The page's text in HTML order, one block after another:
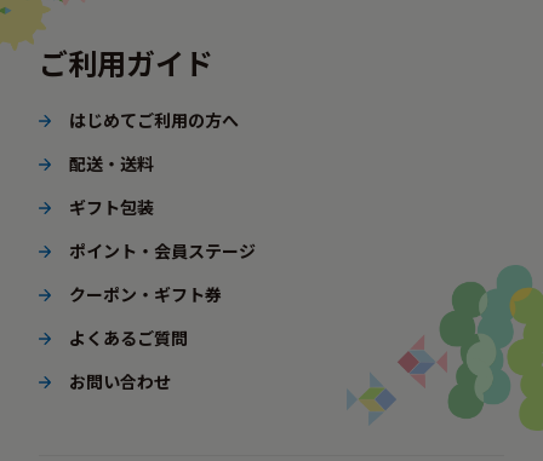
ご利用ガイド
はじめてご利用の方へ
配送・送料
ギフト包装
ポイント・会員ステージ
クーポン・ギフト券
よくあるご質問
お問い合わせ